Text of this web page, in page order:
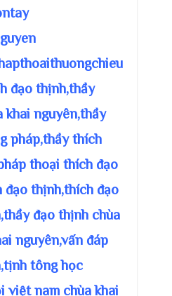
đạo thịnh,thầy
khai nguyên,thầy
pháp,thầy thích
thoại thích đạo
đạo thịnh,thích đạo
đạo thịnh chùa
nguyên,vấn đáp
tông học
việt nam chùa khai